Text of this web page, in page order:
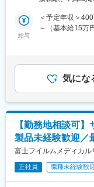
題を解決するた
■研修について
■働き方に関して
基本的に直行直
等は滅多に発生
■キャリアパス
部内でのキャリ
部隊、バックオ
る社内公募制度
出産・育休を経
長期型の“体験イ
ト・販売 を行う
毎日来場される
・イベント会場
・健康に関する
・家庭用医療機
・購入希望者へ
※1日の来場者は
※売込型ではなく
【取り扱う製品
コスモヘルス社
（特許取得／市
給与
＜予定年収＞
～（基本給15万
＞※経験・年齢
20％をインセン
責任者（店長）
以上のイメージ
年目1420万円賃
上下する可能性
す。
気にな
【勤務地相談可
製品未経験歓迎／
富士フイルムメディカ
正社員 職種未経験歓